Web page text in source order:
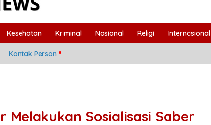
Kesehatan Kriminal Nasional Religi Internasional
Kontak Person
Melakukan Sosialisasi Saber